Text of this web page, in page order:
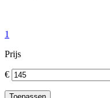
1
Prijs
€